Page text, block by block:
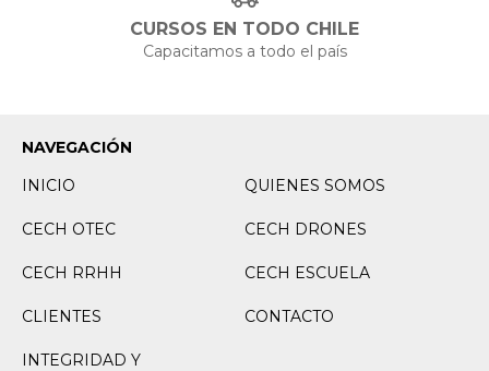
CURSOS EN TODO CHILE
Capacitamos a todo el país
NAVEGACIÓN
INICIO
QUIENES SOMOS
CECH OTEC CECH DRONES
CECH RRHH CECH ESCUELA
CLIENTES CONTACTO
INTEGRIDAD Y